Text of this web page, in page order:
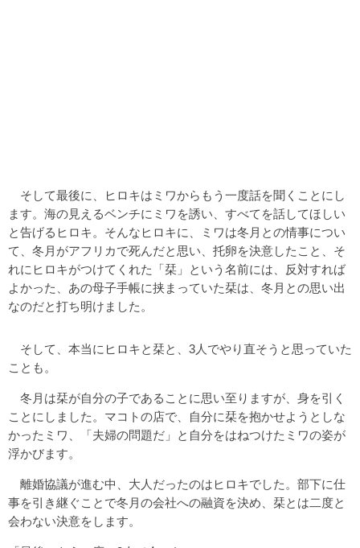
そして最後に、ヒロキはミワからもう一度話を聞くことにし
ます。海の見えるベンチにミワを誘い、すべてを話してほしい
と告げるヒロキ。そんなヒロキに、ミワは冬月との情事につい
て、冬月がアフリカで死んだと思い、托卵を決意したこと、そ
れにヒロキがつけてくれた「栞」という名前には、反対すれば
よかった、あの母子手帳に挟まっていた栞は、冬月との思い出
なのだと打ち明けました。
そして、本当にヒロキと栞と、3人でやり直そうと思っていた
ことも。
冬月は栞が自分の子であることに思い至りますが、身を引く
ことにしました。マコトの店で、自分に栞を抱かせようとしな
かったミワ、「夫婦の問題だ」と自分をはねつけたミワの姿が
浮かびます。
離婚協議が進む中、大人だったのはヒロキでした。部下に仕
事を引き継ぐことで冬月の会社への融資を決め、栞とは二度と
会わない決意をします。